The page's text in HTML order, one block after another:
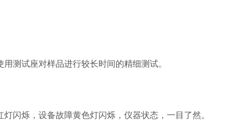
测试座对样品进行较长时间的精细测试。
烁，设备故障黄色灯闪烁，仪器状态，一目了然。